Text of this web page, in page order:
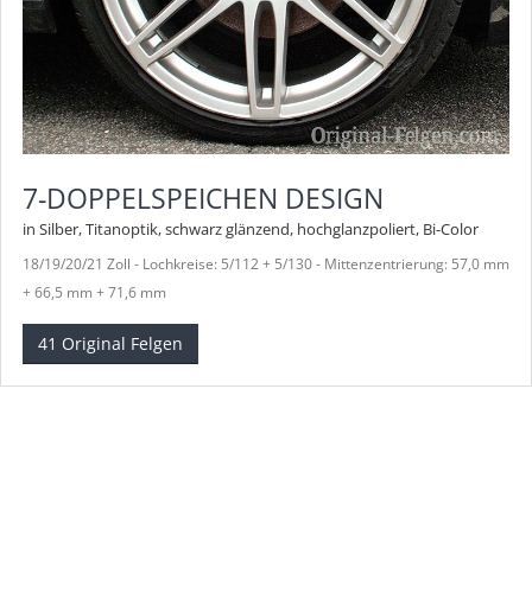
7-DOPPELSPEICHEN DESIGN
in Silber, Titanoptik, schwarz glänzend, hochglanzpoliert, Bi-Color
18/19/20/21 Zoll - Lochkreise: 5/112 + 5/130 - Mittenzentrierung: 57,0 mm
+ 66,5 mm + 71,6 mm
41 Original Felgen